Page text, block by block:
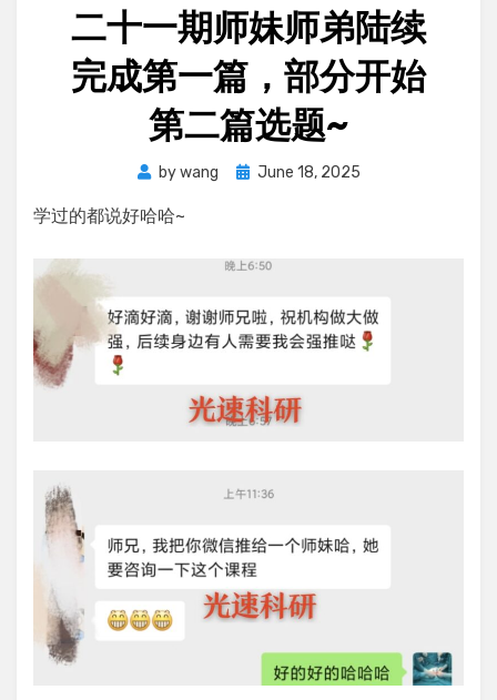
二十一期师妹师弟陆续
完成第一篇，部分开始
第二篇选题~
bywang
Posted
June 18, 2025
学过的都说好哈哈~